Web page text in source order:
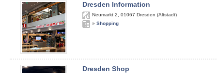
Dresden Information
Neumarkt 2 01067 Dresden (Altstadt)
» Shopping
Dresden Shop